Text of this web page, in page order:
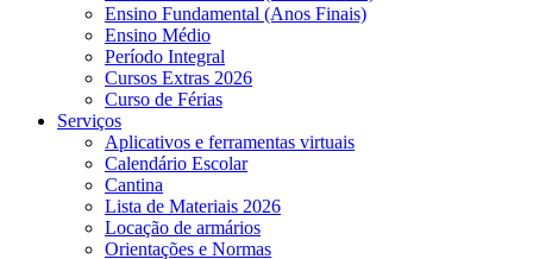
Ensino Fundamental (Anos Finais)
Ensino Médio
Período Integral
Cursos Extras 2026
Curso de Férias
Serviços
Aplicativos e ferramentas virtuais
Calendário Escolar
Cantina
Lista de Materiais 2026
Locação de armários
Orientações e Normas